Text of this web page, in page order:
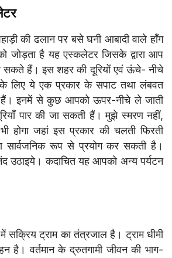
की ढलान पर बसे घनी आबादी वाले हाँग
जोड़ता है यह एस्कलेटर जिसके द्वारा आप
हैं। इस शहर की दूरियों एवं ऊंचे- नीचे
लिए ये एक प्रकार के सपाट तथा लंबवत
हैं। इनमें से कुछ आपको ऊपर-नीचे ले जाती
पार की जा सकती हैं। मुझे स्मरण नहीं,
होगा जहां इस प्रकार की चलती फिरती
सार्वजनिक रूप से प्रयोग कर सकती है।
कदाचित यह आपको अन्य पर्यटन
सक्रिय ट्राम का तंत्रजाल है। ट्राम धीमी
है। वर्तमान के द्रुतगामी जीवन की भाग-